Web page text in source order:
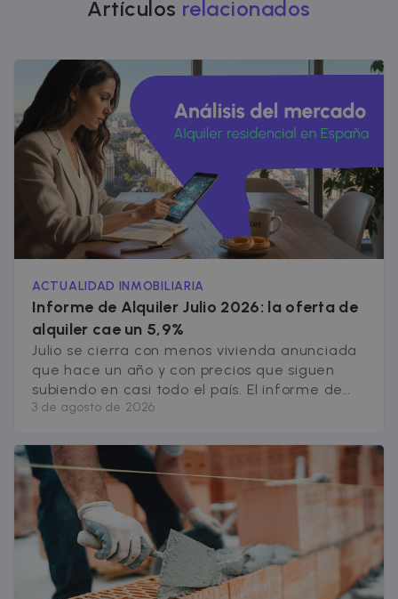
Artículos relacionados
ACTUALIDAD INMOBILIARIA
Informe de Alquiler Julio 2026: la oferta de
alquiler cae un 5,9%
Julio se cierra con menos vivienda anunciada
que hace un año y con precios que siguen
subiendo en casi todo el país. El informe de
alquiler de Julio 2026, nos indica que la oferta
5,9% interanual, y la de 2 habitaciones
retrocede un 3,5%. Es el [&hellip;]
3 de agosto de 2026
datos de
terceros o
_fbp
Meta Platform
Inc.
2 meses 4
semanas
Facebook
productos
como
en tiempo
real de
externos.